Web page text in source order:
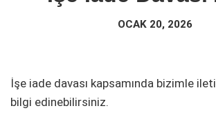
OCAK 20, 2026
İşe iade davası kapsamında bizimle
bilgi edinebilirsiniz.